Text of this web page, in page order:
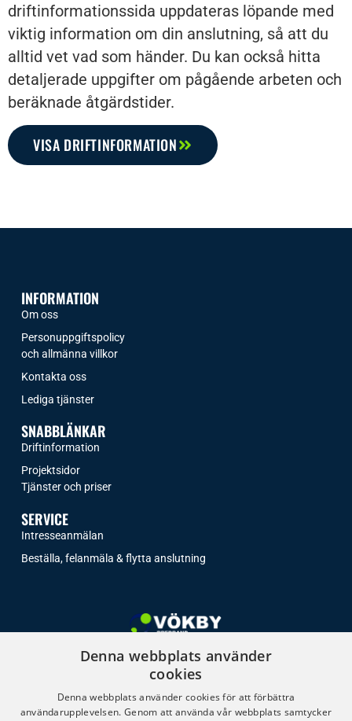
driftinformationssida uppdateras löpande med
viktig information om din anslutning, så att du
alltid vet vad som händer. Du kan också hitta
detaljerade uppgifter om pågående arbeten och
beräknade åtgärdstider.
VISA DRIFTINFORMATION
Vi levererar stabil och modern fiberuppkoppling till både hem
ligger på lokal närvaro, utmärkt support och ett pålitligt,
INFORMATION
Om oss
Personuppgiftspolicy
och allmänna villkor
Kontakta oss
Lediga tjänster
SNABBLÄNKAR
Driftinformation
Projektsidor
Tjänster och priser​
SERVICE
Intresseanmälan
Beställa, felanmäla & flytta anslutning
Denna webbplats använder
cookies
Denna webbplats använder cookies för att förbättra
användarupplevelsen. Genom att använda vår webbplats samtycker